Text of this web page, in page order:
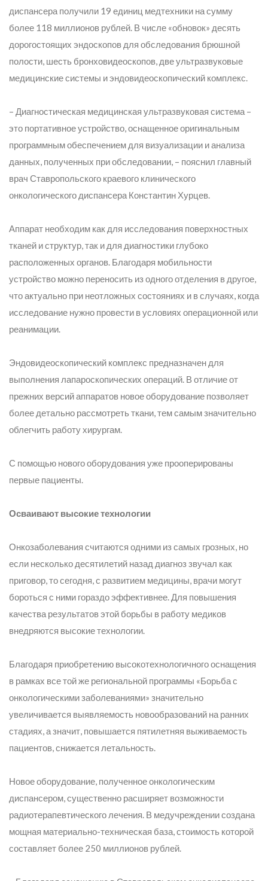
диспансера получили 19 единиц медтехники на сумму
более 118 миллионов рублей. В числе «обновок» десять
дорогостоящих эндоскопов для обследования брюшной
полости, шесть бронховидеоскопов, две ультразвуковые
медицинские системы и эндовидеоскопический комплекс.
– Диагностическая медицинская ультразвуковая система –
это портативное устройство, оснащенное оригинальным
программным обеспечением для визуализации и анализа
данных, полученных при обследовании, – пояснил главный
врач Ставропольского краевого клинического
онкологического диспансера Константин Хурцев.
Аппарат необходим как для исследования поверхностных
тканей и структур, так и для диагностики глубоко
расположенных органов. Благодаря мобильности
устройство можно переносить из одного отделения в другое,
что актуально при неотложных состояниях и в случаях, когда
исследование нужно провести в условиях операционной или
реанимации.
Эндовидеоскопический комплекс предназначен для
выполнения лапароскопических операций. В отличие от
прежних версий аппаратов новое оборудование позволяет
более детально рассмотреть ткани, тем самым значительно
облегчить работу хирургам.
С помощью нового оборудования уже прооперированы
первые пациенты.
Осваивают высокие технологии
Онкозаболевания считаются одними из самых грозных, но
если несколько десятилетий назад диагноз звучал как
приговор, то сегодня, с развитием медицины, врачи могут
бороться с ними гораздо эффективнее. Для повышения
качества результатов этой борьбы в работу медиков
внедряются высокие технологии.
Благодаря приобретению высокотехнологичного оснащения
в рамках все той же региональной программы «Борьба с
онкологическими заболеваниями» значительно
увеличивается выявляемость новообразований на ранних
стадиях, а значит, повышается пятилетняя выживаемость
пациентов, снижается летальность.
Новое оборудование, полученное онкологическим
диспансером, существенно расширяет возможности
радиотерапевтического лечения. В медучреждении создана
мощная материально-техническая база, стоимость которой
составляет более 250 миллионов рублей.